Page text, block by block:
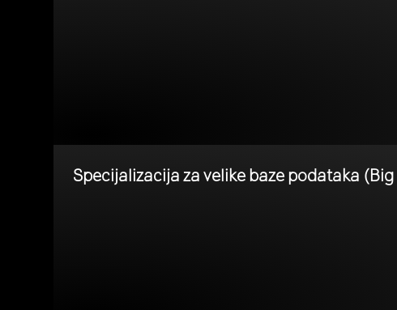
Specijalizacija za velike baze podataka